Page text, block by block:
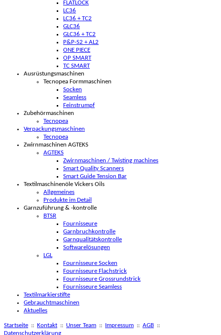
FLATLOCK
LC36
LC36 + TC2
GLC36
GLC36 + TC2
P&P-S2 + AL2
ONE PIECE
OP SMART
TC SMART
Ausrüstungsmaschinen
Tecnopea Formmaschinen
Socken
Seamless
Feinstrumpf
Zubehörmaschinen
Tecnopea
Verpackungsmaschinen
Tecnopea
Zwirnmaschinen AGTEKS
AGTEKS
Zwirnmaschinen / Twisting machines
Smart Quality Scanners
Smart Guide Tension Bar
Textilmaschinenöle Vickers Oils
Allgemeines
Produkte im Detail
Garnzuführung & -kontrolle
BTSR
Fournisseure
Garnbruchkontrolle
Garnqualitätskontrolle
Softwarelösungen
LGL
Fournisseure Socken
Fournisseure Flachstrick
Fournisseure Grossrundstrick
Fournisseure Seamless
Textilmarkierstifte
Gebrauchtmaschinen
Aktuelles
Startseite :: Kontakt :: Unser Team :: Impressum :: AGB ::
Datenschutzerklärung